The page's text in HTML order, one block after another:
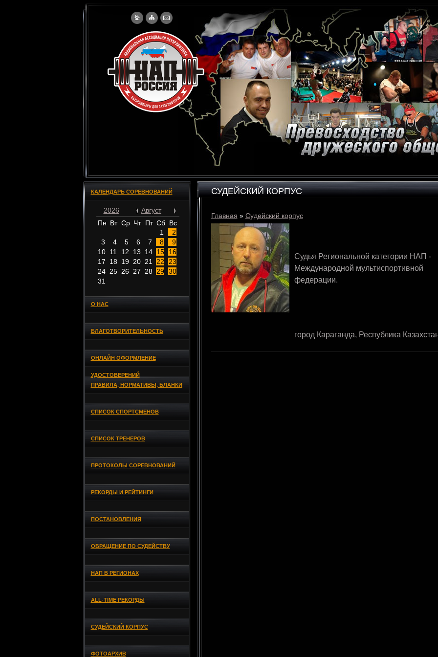
КАЛЕНДАРЬ СОРЕВНОВАНИЙ
2026
Август
Пн Вт Ср Чт Пт Сб Вс
1
2
3
4 5 6 7 8
9
10 11 12 13 14 15
16
17
18 19 20 21 22
23
24 25 26 27 28 29 30
31
О НАС
БЛАГОТВОРИТЕЛЬНОСТЬ
ОНЛАЙН ОФОРМЛЕНИЕ
УДОСТОВЕРЕНИЙ
ПРАВИЛА, НОРМАТИВЫ, БЛАНКИ
СПИСОК СПОРТСМЕНОВ
СПИСОК ТРЕНЕРОВ
ПРОТОКОЛЫ СОРЕВНОВАНИЙ
РЕКОРДЫ И РЕЙТИНГИ
ПОСТАНОВЛЕНИЯ
ОБРАЩЕНИЕ ПО СУДЕЙСТВУ
НАП В РЕГИОНАХ
ALL-TIME РЕКОРДЫ
СУДЕЙСКИЙ КОРПУС
ФОТОАРХИВ
СУДЕЙСКИЙ КОРПУС
Главная » Судейский корпус
Судья Региональной категории НАП -
Международной мультиспортивной
федерации.
город Караганда, Республика